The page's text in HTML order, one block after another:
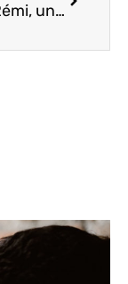
Marie et Rémi, une cérémonie à la Résidence du cap Brun